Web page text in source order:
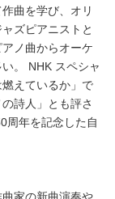
曲を学び、オリ
ズピアニストと
ノ曲からオーケ
。 NHK スペシャ
えているか」で
詩人」とも評さ
周年を記念した自